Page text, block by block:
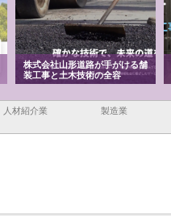
株式会社山形道路が手がける舗
装工事と土木技術の全容
人材紹介業 製造業